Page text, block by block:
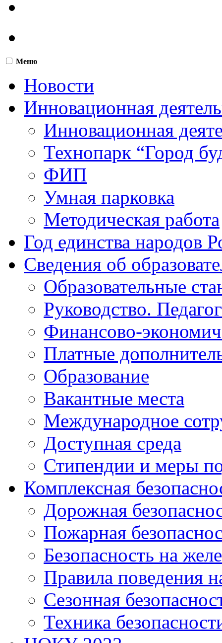
Меню
Новости
Инновационная
Инновационная
Технопарк “Город
ФИП
Умная парковка
Методическая работа
Год единства народов
Сведения об
Образовательные
Руководство.
Финансово-
Платные
Образование
Вакантные места
Международное
Доступная среда
Стипендии и меры
Комплексная
Дорожная
Пожарная
Безопасность на
Правила поведения
Сезонная
Техника